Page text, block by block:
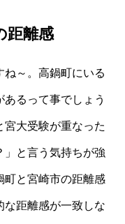
距離感
ね～。高鍋町にいる
るって事でしょう
宮大受験が重なった
」と言う気持ちが強
町と宮崎市の距離感
な距離感が一致しな